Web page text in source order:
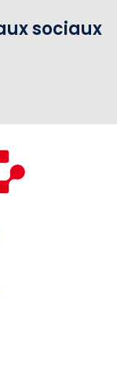
sociaux